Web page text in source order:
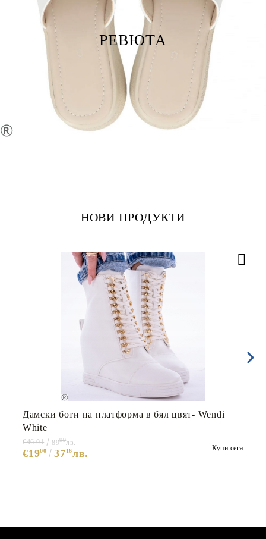
РЕВЮТА
НОВИ ПРОДУКТИ
Дамски боти на платформа в бял цвят- Wendi
White
€1900 3716лв.
€46.01 8999лв.
Купи сега